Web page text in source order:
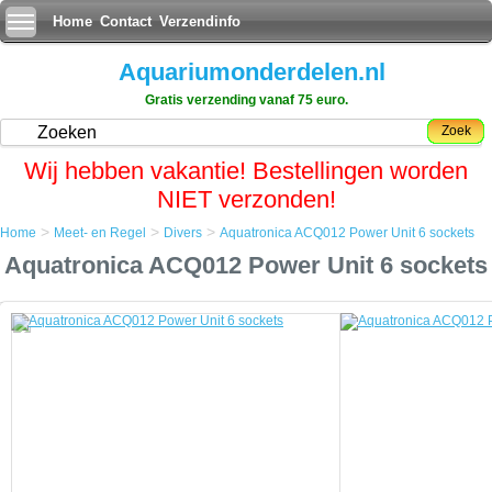
Home Contact Verzendinfo
Aquariumonderdelen.nl
Gratis verzending vanaf 75 euro.
Zoek
Wij hebben vakantie! Bestellingen worden
NIET verzonden!
Meet- en Regel
Aquatronica ACQ012 Power Unit 6 sockets
Home > Meet- en Regel > Divers > Aquatronica ACQ012 Power Unit 6 sockets
Aquatronica ACQ012 Power Unit 6 sockets